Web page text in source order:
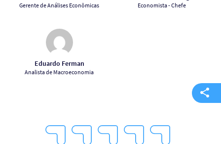
Gerente de Análises Econômicas Economista - Chefe
Eduardo Ferman
Analista de Macroeconomia